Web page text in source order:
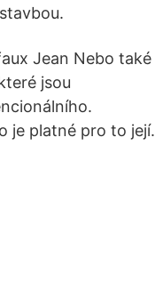
Jean Nebo také
jsou
je platné pro to její.